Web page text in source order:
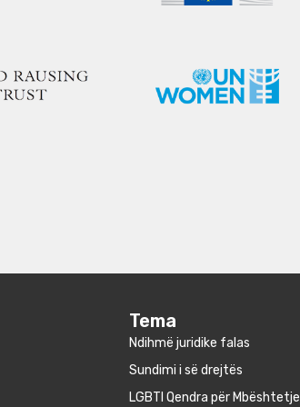
Tema
Ndihmë juridike falas
Sundimi i së drejtës
LGBTI Qendra për Mbështetje